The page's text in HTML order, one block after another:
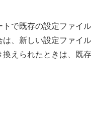
で既存の設定ファイ
、新しい設定ファイ
えられたときは、既